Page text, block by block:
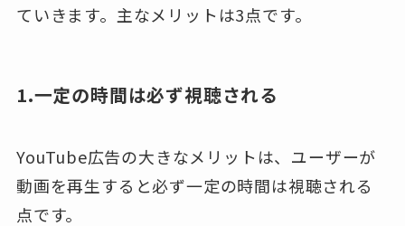
ていきます。主なメリットは3点です。
1.一定の時間は必ず視聴される
YouTube広告の大きなメリットは、ユーザーが
動画を再生すると必ず一定の時間は視聴される
点です。